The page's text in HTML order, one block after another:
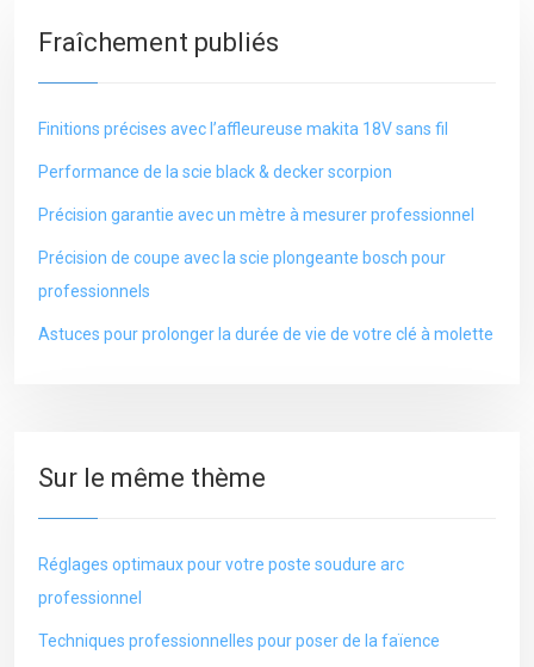
Fraîchement publiés
Finitions précises avec l’affleureuse makita 18V sans fil
Performance de la scie black & decker scorpion
Précision garantie avec un mètre à mesurer professionnel
Précision de coupe avec la scie plongeante bosch pour
professionnels
Astuces pour prolonger la durée de vie de votre clé à molette
Sur le même thème
Réglages optimaux pour votre poste soudure arc
professionnel
Techniques professionnelles pour poser de la faïence